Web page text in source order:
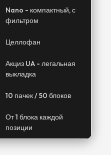
Nano - компактный, с
фильтром
Целлофан
Акциз UA - легальная
выкладка
10 пачек / 50 блоков
От 1 блока каждой
позиции